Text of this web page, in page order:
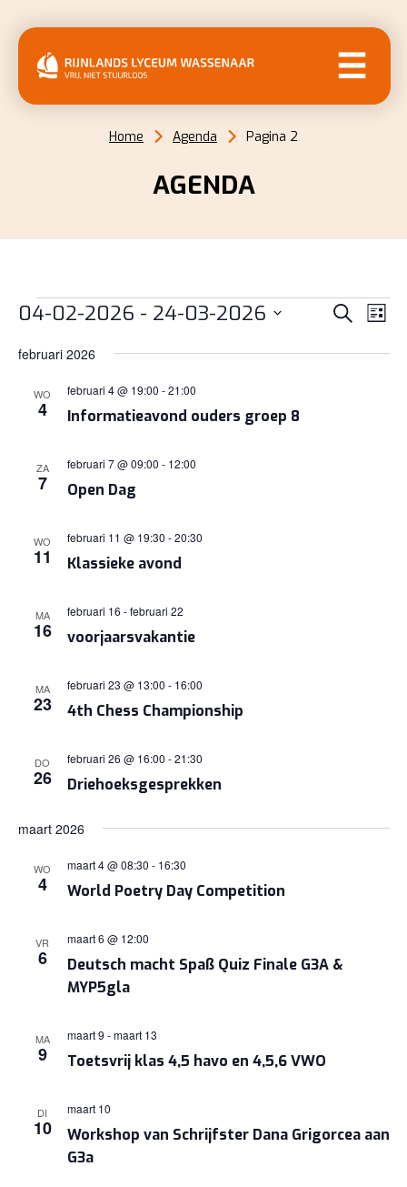
Home Agenda Pagina 2
AGENDA
EVENEMENTEN Zoeken
Lijst
04-02-2026 - 24-03-2026
een
datum.
februari 2026
WO
4 Informatieavond ouders groep 8
februari 4 @ 19:00 -21:00
ZA
7 Open Dag
februari 7 @ 09:00 - 12:00
WO
11 Klassieke avond
februari 11 @ 19:30 -20:30
MA
16 voorjaarsvakantie
februari 16 -februari 22
MA
23 4th Chess Championship
februari 23 @ 13:00 - 16:00
DO
26 Driehoeksgesprekken
februari 26 @ 16:00 -21:30
maart 2026
WO
4 World Poetry Day Competition
maart 4 @ 08:30 - 16:30
VR
6
Deutsch macht Spaß Quiz Finale G3A &
MYP5gla
maart 6 @ 12:00
MA
9 Toetsvrij klas 4,5 havo en 4,5,6 VWO
maart 9 -maart 13
DI
10
Workshop van Schrijfster Dana Grigorcea aan
G3a
maart 10